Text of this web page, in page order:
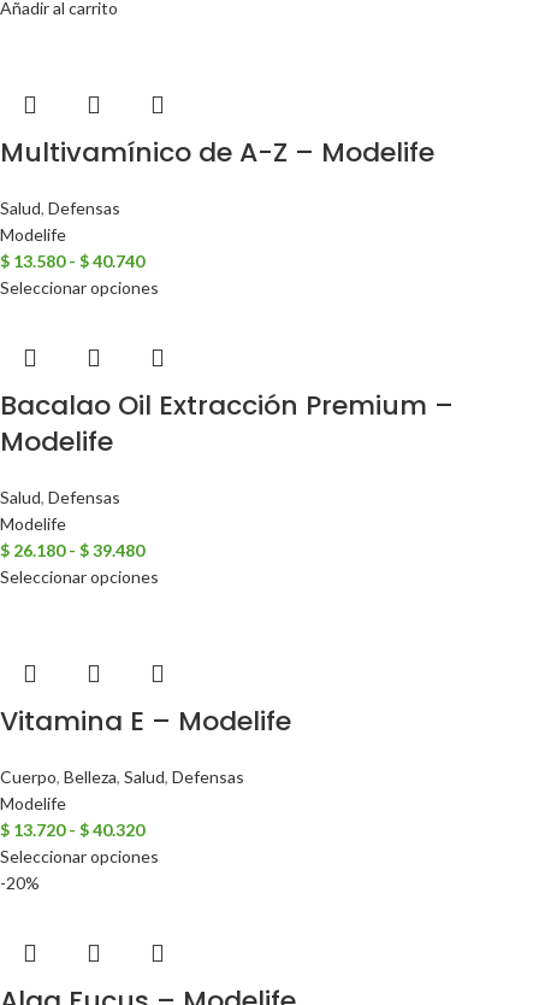
Añadir al carrito
Multivamínico de A-Z – Modelife
Salud, Defensas
Modelife
$ 13.580 - $40.740
Seleccionar opciones
Bacalao Oil Extracción Premium –
Modelife
Salud, Defensas
Modelife
$ 26.180 - $39.480
Seleccionar opciones
Vitamina E – Modelife
Cuerpo, Belleza, Salud, Defensas
Modelife
$ 13.720 - $40.320
Seleccionar opciones
-20%